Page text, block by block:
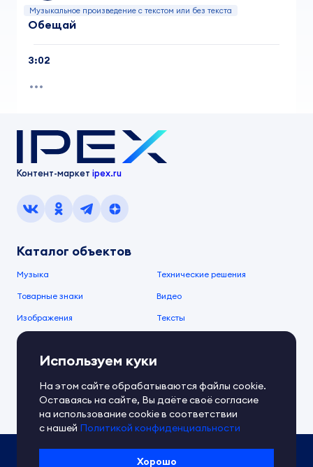
Музыкальное произведение с текстом или без текста
Обещай
3:02
Контент-маркет ipex.ru
Каталог объектов
Музыка Технические решения
Товарные знаки Видео
Изображения Тексты
О компании
О сервисе
Документы IPEX Справочный центр
Контакты Обратная связь
Политика IPEX по обработке ПД
Используем куки
На этом сайте обрабатываются файлы cookie.
Оставаясь на сайте, Вы даёте своё согласие
на использование cookie в соответствии
с нашей Политикой конфиденциальности
Хорошо